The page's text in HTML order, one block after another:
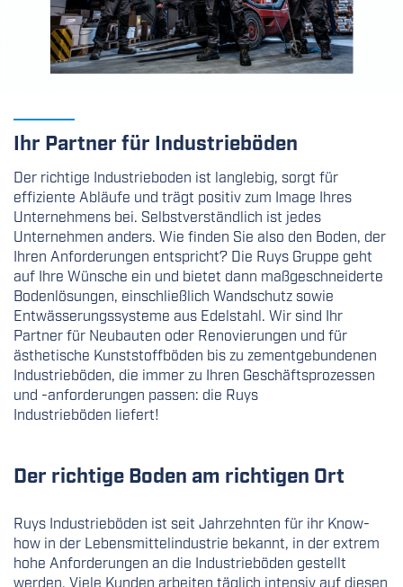
Ihr Partner für Industrieböden
Der richtige Industrieboden ist langlebig, sorgt für
effiziente Abläufe und trägt positiv zum Image Ihres
Unternehmens bei. Selbstverständlich ist jedes
Unternehmen anders. Wie finden Sie also den Boden, der
Ihren Anforderungen entspricht? Die Ruys Gruppe geht
auf Ihre Wünsche ein und bietet dann maßgeschneiderte
Bodenlösungen, einschließlich Wandschutz sowie
Entwässerungssysteme aus Edelstahl. Wir sind Ihr
Partner für Neubauten oder Renovierungen und für
ästhetische Kunststoffböden bis zu zementgebundenen
Industrieböden, die immer zu Ihren Geschäftsprozessen
und -anforderungen passen: die Ruys
Industrieböden liefert!
Der richtige Boden am richtigen Ort
Ruys Industrieböden ist seit Jahrzehnten für ihr Know-
how in der Lebensmittelindustrie bekannt, in der extrem
hohe Anforderungen an die Industrieböden gestellt
werden. Viele Kunden arbeiten täglich intensiv auf diesen